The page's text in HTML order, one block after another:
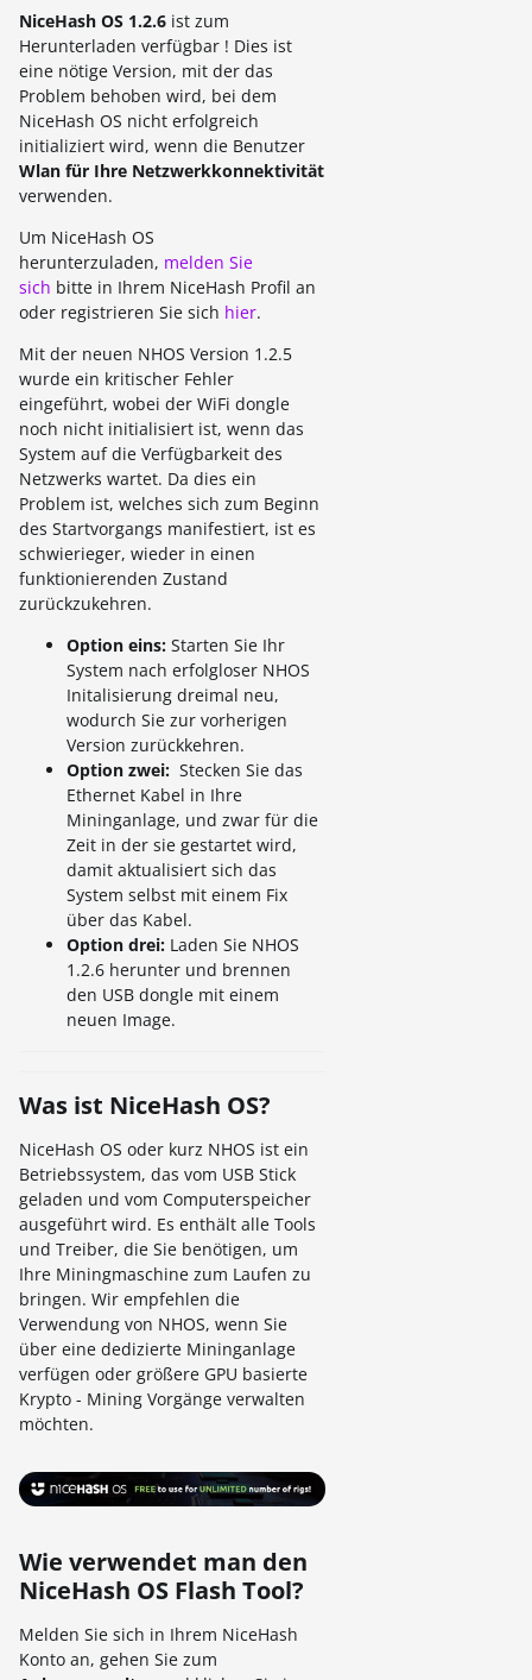
NiceHash OS 1.2.6 ist zum
Herunterladen verfügbar ! Dies ist
eine nötige Version, mit der das
Problem behoben wird, bei dem
NiceHash OS nicht erfolgreich
initializiert wird, wenn die Benutzer
Wlan für Ihre Netzwerkkonnektivität
verwenden.
Um NiceHash OS
herunterzuladen, melden Sie
sich bitte in Ihrem NiceHash Profil an
oder registrieren Sie sich hier.
Mit der neuen NHOS Version 1.2.5
wurde ein kritischer Fehler
eingeführt, wobei der WiFi dongle
noch nicht initialisiert ist, wenn das
System auf die Verfügbarkeit des
Netzwerks wartet. Da dies ein
Problem ist, welches sich zum Beginn
des Startvorgangs manifestiert, ist es
schwierieger, wieder in einen
funktionierenden Zustand
zurückzukehren.
Option eins: Starten Sie Ihr
System nach erfolgloser NHOS
Initalisierung dreimal neu,
wodurch Sie zur vorherigen
Version zurückkehren.
Option zwei: Stecken Sie das
Ethernet Kabel in Ihre
Mininganlage, und zwar für die
Zeit in der sie gestartet wird,
damit aktualisiert sich das
System selbst mit einem Fix
über das Kabel.
Option drei: Laden Sie NHOS
1.2.6 herunter und brennen
den USB dongle mit einem
neuen Image.
Was ist NiceHash OS?
NiceHash OS oder kurz NHOS ist ein
Betriebssystem, das vom USB Stick
geladen und vom Computerspeicher
ausgeführt wird. Es enthält alle Tools
und Treiber, die Sie benötigen, um
Ihre Miningmaschine zum Laufen zu
bringen. Wir empfehlen die
Verwendung von NHOS, wenn Sie
über eine dedizierte Mininganlage
verfügen oder größere GPU basierte
Krypto - Mining Vorgänge verwalten
möchten.
Wie verwendet man den
NiceHash OS Flash Tool?
Melden Sie sich in Ihrem NiceHash
Konto an, gehen Sie zum